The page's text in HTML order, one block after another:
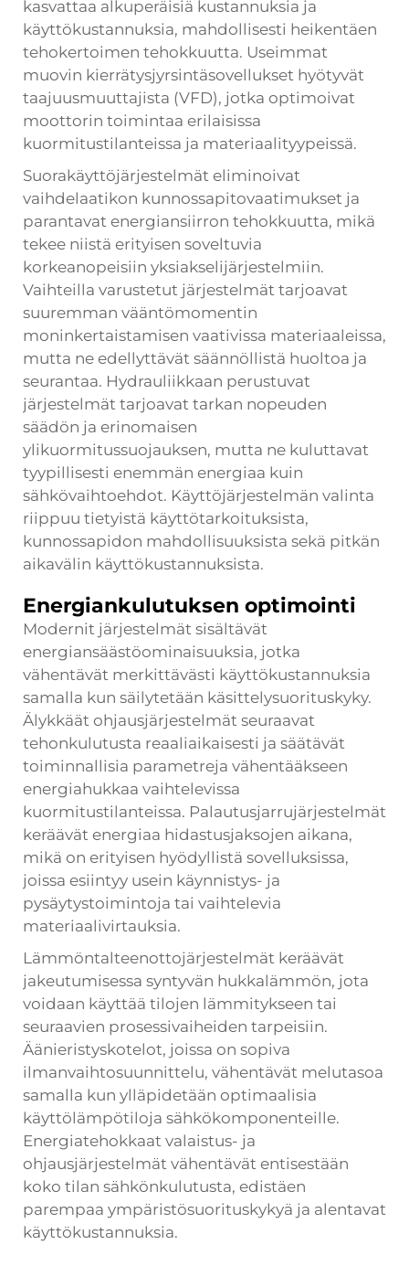
kasvattaa alkuperäisiä kustannuksia ja
käyttökustannuksia, mahdollisesti heikentäen
tehokertoimen tehokkuutta. Useimmat
muovin kierrätysjyrsintäsovellukset hyötyvät
taajuusmuuttajista (VFD), jotka optimoivat
moottorin toimintaa erilaisissa
kuormitustilanteissa ja materiaalityypeissä.
Suorakäyttöjärjestelmät eliminoivat
vaihdelaatikon kunnossapitovaatimukset ja
parantavat energiansiirron tehokkuutta, mikä
tekee niistä erityisen soveltuvia
korkeanopeisiin yksiakselijärjestelmiin.
Vaihteilla varustetut järjestelmät tarjoavat
suuremman vääntömomentin
moninkertaistamisen vaativissa materiaaleissa,
mutta ne edellyttävät säännöllistä huoltoa ja
seurantaa. Hydrauliikkaan perustuvat
järjestelmät tarjoavat tarkan nopeuden
säädön ja erinomaisen
ylikuormitussuojauksen, mutta ne kuluttavat
tyypillisesti enemmän energiaa kuin
sähkövaihtoehdot. Käyttöjärjestelmän valinta
riippuu tietyistä käyttötarkoituksista,
kunnossapidon mahdollisuuksista sekä pitkän
aikavälin käyttökustannuksista.
Energiankulutuksen optimointi
Modernit järjestelmät sisältävät
energiansäästöominaisuuksia, jotka
vähentävät merkittävästi käyttökustannuksia
samalla kun säilytetään käsittelysuorituskyky.
Älykkäät ohjausjärjestelmät seuraavat
tehonkulutusta reaaliaikaisesti ja säätävät
toiminnallisia parametreja vähentääkseen
energiahukkaa vaihtelevissa
kuormitustilanteissa. Palautusjarrujärjestelmät
keräävät energiaa hidastusjaksojen aikana,
mikä on erityisen hyödyllistä sovelluksissa,
joissa esiintyy usein käynnistys- ja
pysäytystoimintoja tai vaihtelevia
materiaalivirtauksia.
Lämmöntalteenottojärjestelmät keräävät
jakeutumisessa syntyvän hukkalämmön, jota
voidaan käyttää tilojen lämmitykseen tai
seuraavien prosessivaiheiden tarpeisiin.
Äänieristyskotelot, joissa on sopiva
ilmanvaihtosuunnittelu, vähentävät melutasoa
samalla kun ylläpidetään optimaalisia
käyttölämpötiloja sähkökomponenteille.
Energiatehokkaat valaistus- ja
ohjausjärjestelmät vähentävät entisestään
koko tilan sähkönkulutusta, edistäen
parempaa ympäristösuorituskykyä ja alentavat
käyttökustannuksia.